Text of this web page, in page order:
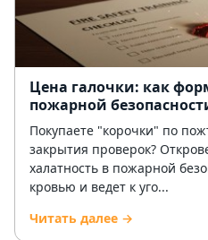
Цена галочки: как
пожарной
Покупаете "корочки" по
закрытия проверок?
халатность в пожарной
кровью и ведет к уго...
Читать далее →